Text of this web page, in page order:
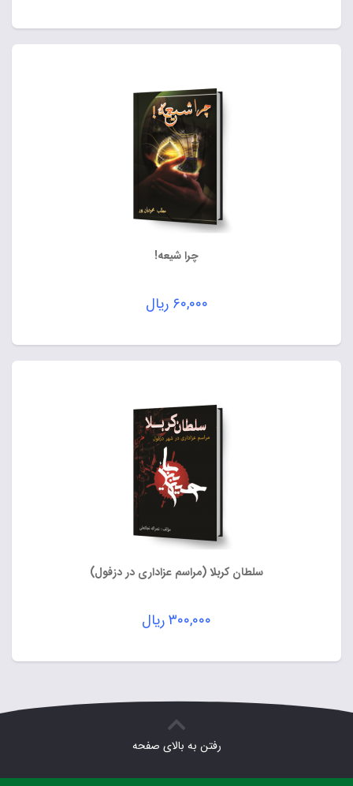
چرا شیعه!
۶۰,۰۰۰ ریال
سلطان کربلا (مراسم عزاداری در دزفول)
۳۰۰,۰۰۰ریال
رفتن به بالای صفحه